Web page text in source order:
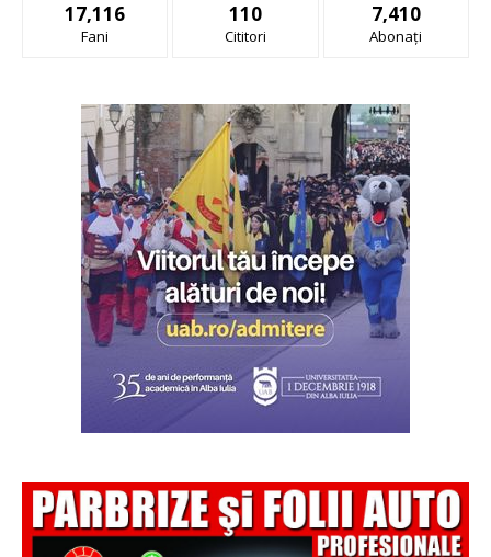
17,116
Fani
110
Cititori
7,410
Abonați